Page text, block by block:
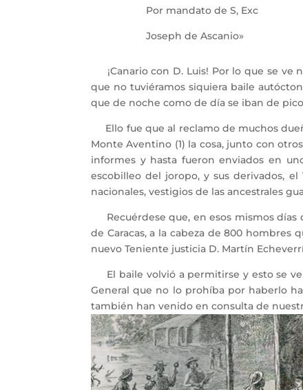
Por mandato de S, Exc
Joseph de Ascanio»
¡Canario con D. Luis! Por lo que se ve
que no tuviéramos siquiera baile
que de noche como de día se iban de
Ello fue que al reclamo de muchos
Monte Aventino (1) la cosa, junto con
informes y hasta fueron enviados en
escobilleo del joropo, y sus derivados,
nacionales, vestigios de las ancestrales
Recuérdese que, en esos mismos días
de Caracas, a la cabeza de 800 hombres
nuevo Teniente justicia D. Martín
El baile volvió a permitirse y esto se ve
General que no lo prohíba por haberlo
también han venido en consulta de